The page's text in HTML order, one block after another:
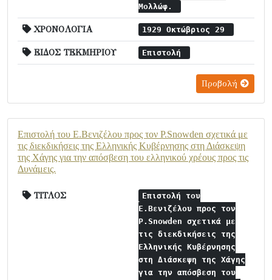
Μολλώφ.
ΧΡΟΝΟΛΟΓΙΑ 1929 Οκτώβριος 29
ΕΙΔΟΣ ΤΕΚΜΗΡΙΟΥ Επιστολή
Προβολή
Επιστολή του Ε.Βενιζέλου προς τον P.Snowden σχετικά με
τις διεκδικήσεις της Ελληνικής Κυβέρνησης στη Διάσκεψη
της Χάγης για την απόσβεση του ελληνικού χρέους προς τις
Δυνάμεις.
ΤΙΤΛΟΣ
Επιστολή του
Ε.Βενιζέλου προς τον
P.Snowden σχετικά με
τις διεκδικήσεις της
Ελληνικής Κυβέρνησης
στη Διάσκεψη της Χάγης
για την απόσβεση του